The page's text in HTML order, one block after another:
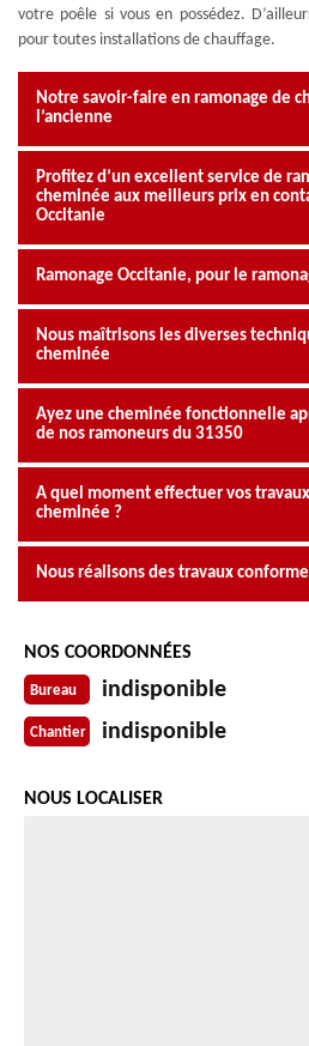
votre poêle si vous en possédez.
pour toutes installations de chauffage.
Notre savoir-faire en ramonage de
l’ancienne
Profitez d’un excellent service de
cheminée aux meilleurs prix en
Occitanie
Ramonage Occitanie, pour le
Nous maîtrisons les diverses
cheminée
Ayez une cheminée fonctionnelle
de nos ramoneurs du 31350
A quel moment effectuer vos
cheminée ?
Nous réalisons des travaux
NOS COORDONNÉES
Bureau indisponible
Chantier indisponible
NOUS LOCALISER